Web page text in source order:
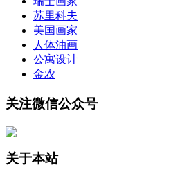
苏里科夫
美国画家
人体油画
公寓设计
金农
关注微信公众号
关于本站